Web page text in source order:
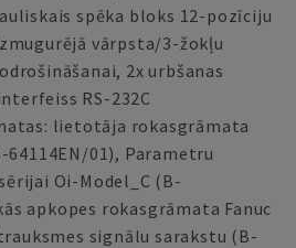
spēka bloks 12-pozīciju
vārpsta/3-žokļu
2x urbšanas
RS-232C
lietotāja rokasgrāmata
64114EN/01), Parametru
Oi-Model_C (B-
apkopes rokasgrāmata Fanuc
signālu sarakstu (B-